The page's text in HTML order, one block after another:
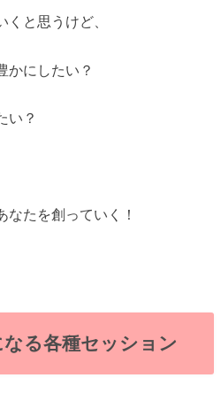
と思うけど、
かにしたい？
い？
なたを創っていく！
る各種セッション